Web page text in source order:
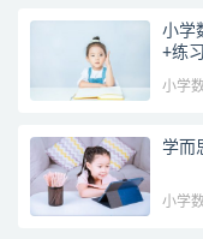
小学
+练
小学
学而
小学